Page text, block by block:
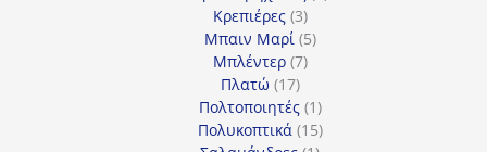
Κρεπιέρες 33
προϊόντα
Μπαιν Μαρί 55
Μπλέντερ 77
Πλατώ 1717
προϊόντα
Πολτοποιητές 11
προϊόν
Πολυκοπτικά 1515